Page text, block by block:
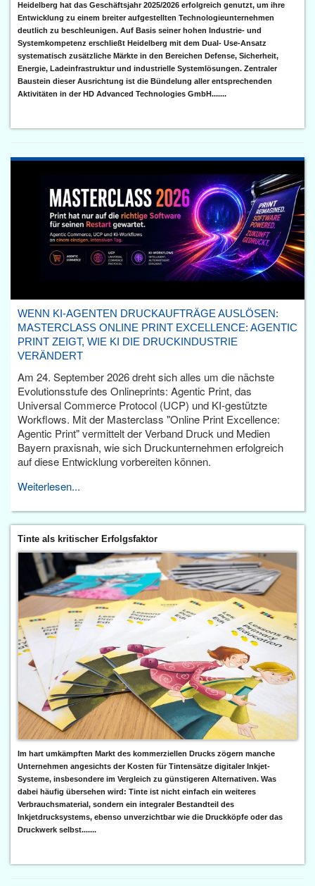
Heidelberg hat das Geschäftsjahr 2025/2026 erfolgreich genutzt, um ihre
Entwicklung zu einem breiter aufgestellten Technologieunternehmen
deutlich zu beschleunigen. Auf Basis seiner hohen Industrie- und
Systemkompetenz erschließt Heidelberg mit dem Dual- Use-Ansatz
systematisch zusätzliche Märkte in den Bereichen Defense, Sicherheit,
Energie, Ladeinfrastruktur und industrielle Systemlösungen. Zentraler
Baustein dieser Ausrichtung ist die Bündelung aller entsprechenden
Aktivitäten in der HD Advanced Technologies GmbH.......
WENN KI-AGENTEN DRUCKAUFTRÄGE AUSLÖSEN:
MASTERCLASS ONLINE PRINT EXCELLENCE: AGENTIC
PRINT ZEIGT, WIE KI DIE DRUCKINDUSTRIE
VERÄNDERT
Am 24. September 2026 dreht sich alles um die nächste
Evolutionsstufe des Onlineprints: Agentic Print, das
Universal Commerce Protocol (UCP) und KI-gestützte
Workflows. Mit der Masterclass "Online Print Excellence:
Agentic Print" vermittelt der Verband Druck und Medien
Bayern praxisnah, wie sich Druckunternehmen erfolgreich
auf diese Entwicklung vorbereiten können.
Weiterlesen...
Tinte als kritischer Erfolgsfaktor
Im hart umkämpften Markt des kommerziellen Drucks zögern manche
Unternehmen angesichts der Kosten für Tintensätze digitaler Inkjet-
Systeme, insbesondere im Vergleich zu günstigeren Alternativen. Was
dabei häufig übersehen wird: Tinte ist nicht einfach ein weiteres
Verbrauchsmaterial, sondern ein integraler Bestandteil des
Inkjetdrucksystems, ebenso unverzichtbar wie die Druckköpfe oder das
Druckwerk selbst.......